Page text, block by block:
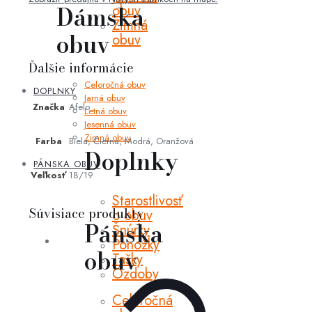
obuv
Zimná
obuv
DOPLNKY
Doplnky
Starostlivosť
o obuv
Šnúrky
Ponožky
Tašky
Ozdoby
Dámska
obuv
Celoročná obuv
Jarná obuv
Letná obuv
Jesenná obuv
Zimná obuv
PÁNSKA OBUV
Pánska
obuv
Celoročná
Ďalšie informácie
Značka Afelo
Farba Biela, Čierna, Modrá, Oranžová
Veľkosť 18/19
Súvisiace produkty